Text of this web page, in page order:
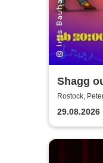
Shagg
+ Social
Haus
Rostock,
29.08.2026